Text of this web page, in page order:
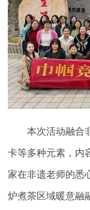
本次活动融合非
卡等多种元素，内
家在非遗老师的悉
炉煮茶区域暖意融